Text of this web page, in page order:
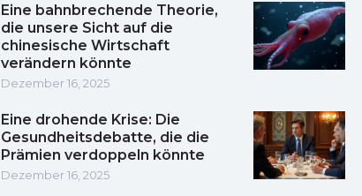
Eine bahnbrechende Theorie,
die unsere Sicht auf die
chinesische Wirtschaft
verändern könnte
Dezember 16, 2025
Eine drohende Krise: Die
Gesundheitsdebatte, die die
Prämien verdoppeln könnte
Dezember 16, 2025